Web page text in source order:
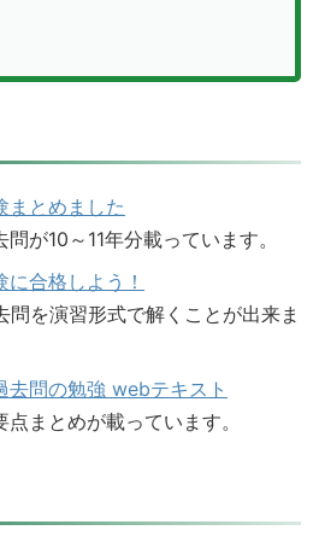
まとめました
が10～11年分載っています。
合格しよう！
問を演習形式で解くことが出来ま
去問の勉強 webテキスト
まとめが載っています。